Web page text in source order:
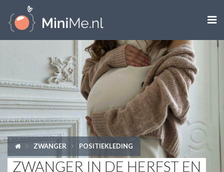

BABY
PEUTER
KIND ZWANGER POSITIEKLEDING
ZWANGER IN DE HERFST EN